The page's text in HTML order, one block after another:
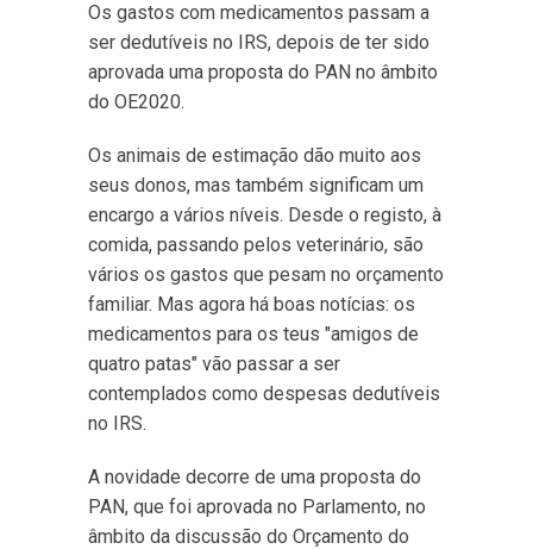
Os gastos com medicamentos passam a
ser dedutíveis no IRS, depois de ter sido
aprovada uma proposta do PAN no âmbito
do OE2020.
Os animais de estimação dão muito aos
seus donos, mas também significam um
encargo a vários níveis. Desde o registo, à
comida, passando pelos veterinário, são
vários os gastos que pesam no orçamento
familiar. Mas agora há boas notícias: os
medicamentos para os teus "amigos de
quatro patas" vão passar a ser
contemplados como despesas dedutíveis
no IRS.
A novidade decorre de uma proposta do
PAN, que foi aprovada no Parlamento, no
âmbito da discussão do Orçamento do